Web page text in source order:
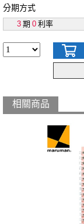
分期方式
3 期 0 利率
相關商品